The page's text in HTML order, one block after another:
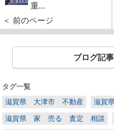
重...
＜ 前のページ
ブログ記
タグ一覧
滋賀県 大津市 不動産
滋賀
滋賀県 家 売る 査定 相談